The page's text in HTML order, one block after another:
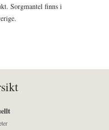
Sorgmantel finns i